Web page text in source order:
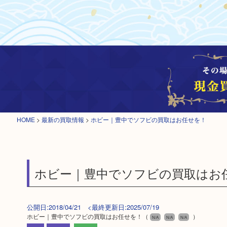
HOME > 最新の買取情報 > ホビー｜豊中でソフビの買取はお任せを！
ホビー｜豊中でソフビの買取はお
公開日:2018/04/21 <最終更新日:2025/07/19
ホビー｜豊中でソフビの買取はお任せを！ （ N/A N/A N/A
）